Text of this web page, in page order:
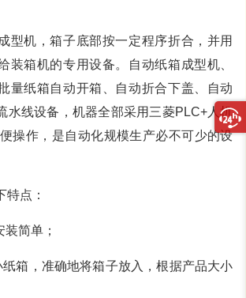
型机，箱子底部按一定程序折合，并用
装箱机的专用设备。自动纸箱成型机、
量纸箱自动开箱、自动折合下盖、自动
水线设备，机器全部采用三菱PLC+人机
操作，是自动化规模生产必不可少的设
特点：
简单；
箱，准确地将箱子放入，根据产品大小